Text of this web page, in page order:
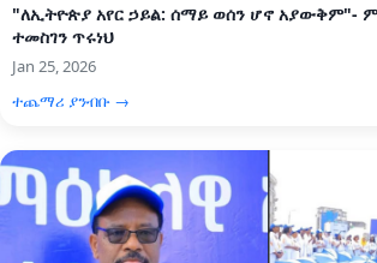
"ለኢትዮጵያ አየር ኃይል: ሰማይ ወሰን ሆኖ አያውቅም"-
ተመስገን ጥሩነህ
Jan 25, 2026
ተጨማሪ ያንብቡ →